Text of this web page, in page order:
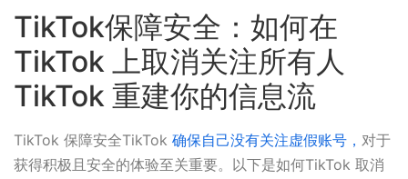
TikTok保障安全：如何在
TikTok 上取消关注所有人
TikTok 重建你的信息流
TikTok 保障安全TikTok 确保自己没有关注虚假账号， 对于
获得积极且安全的体验至关重要。以下是如何TikTok 取消